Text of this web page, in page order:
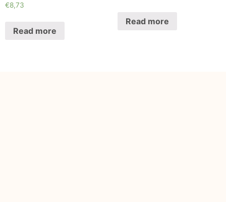
€8,73
Read more
Read more